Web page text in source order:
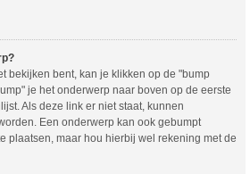
bekijken bent, kan je klikken op de "bump
je het onderwerp naar boven op de eerste
Als deze link er niet staat, kunnen
Een onderwerp kan ook gebumpt
plaatsen, maar hou hierbij wel rekening met de